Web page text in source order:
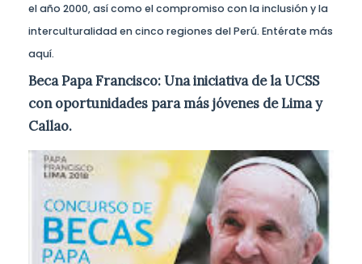
el año 2000, así como el compromiso con la inclusión y la
interculturalidad en cinco regiones del Perú. Entérate más
aquí.
Beca Papa Francisco: Una iniciativa de la UCSS
con oportunidades para más jóvenes de Lima y
Callao.